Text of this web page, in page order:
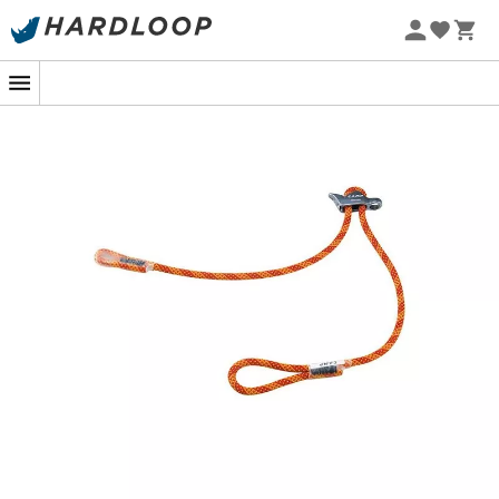
Promos d'été 🔥 -5 % EXTRA dès 2 produits* code Summer5
Être sécurisé sans être immobilisé !